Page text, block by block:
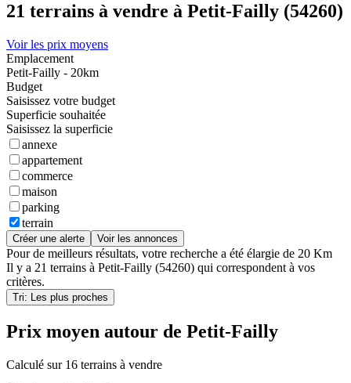
21 terrains à vendre à Petit-Failly (54260)
Voir les prix moyens
Emplacement
Petit-Failly - 20km
Budget
Saisissez votre budget
Superficie souhaitée
Saisissez la superficie
annexe
appartement
commerce
maison
parking
terrain
Créer une alerte Voir les annonces
Pour de meilleurs résultats, votre recherche a été élargie de 20 Km
Il y a 21 terrains à Petit-Failly (54260) qui correspondent à vos
critères.
Tri: Les plus proches
Prix moyen autour de Petit-Failly
Calculé sur 16 terrains à vendre